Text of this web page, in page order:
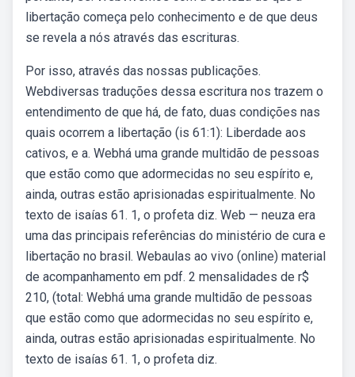
libertação começa pelo conhecimento e de que deus
se revela a nós através das escrituras.
Por isso, através das nossas publicações.
Webdiversas traduções dessa escritura nos trazem o
entendimento de que há, de fato, duas condições nas
quais ocorrem a libertação (is 61:1): Liberdade aos
cativos, e a. Webhá uma grande multidão de pessoas
que estão como que adormecidas no seu espírito e,
ainda, outras estão aprisionadas espiritualmente. No
texto de isaías 61. 1, o profeta diz. Web — neuza era
uma das principais referências do ministério de cura e
libertação no brasil. Webaulas ao vivo (online) material
de acompanhamento em pdf. 2 mensalidades de r$
210, (total: Webhá uma grande multidão de pessoas
que estão como que adormecidas no seu espírito e,
ainda, outras estão aprisionadas espiritualmente. No
texto de isaías 61. 1, o profeta diz.